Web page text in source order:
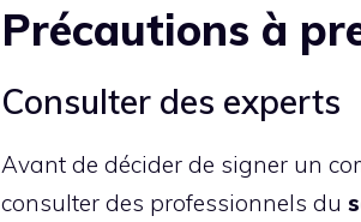
Précautions à
Consulter des experts
Avant de décider de signer un
consulter des professionnels du